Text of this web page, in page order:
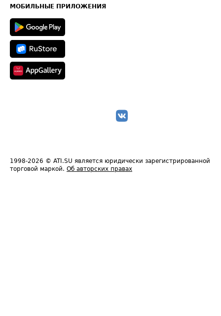
Техническая информация
МОБИЛЬНЫЕ ПРИЛОЖЕНИЯ
1998-2026 © ATI.SU является юридически зарегистрированной
торговой маркой. Об авторских правах